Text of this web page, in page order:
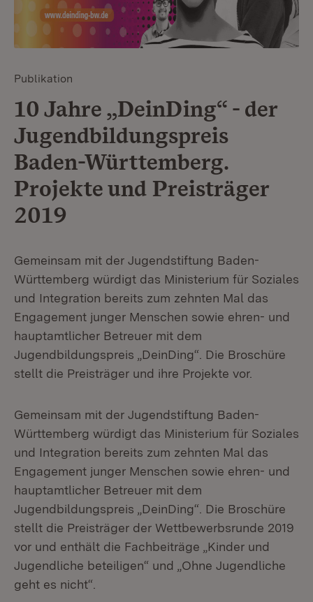
Publikation
10 Jahre „DeinDing“ - der
Jugendbildungspreis
Baden-Württemberg.
Projekte und Preisträger
2019
Gemeinsam mit der Jugendstiftung Baden-
Württemberg würdigt das Ministerium für Soziales
und Integration bereits zum zehnten Mal das
Engagement junger Menschen sowie ehren- und
hauptamtlicher Betreuer mit dem
Jugendbildungspreis „DeinDing“. Die Broschüre
stellt die Preisträger und ihre Projekte vor.
Gemeinsam mit der Jugendstiftung Baden-
Württemberg würdigt das Ministerium für Soziales
und Integration bereits zum zehnten Mal das
Engagement junger Menschen sowie ehren- und
hauptamtlicher Betreuer mit dem
Jugendbildungspreis „DeinDing“. Die Broschüre
stellt die Preisträger der Wettbewerbsrunde 2019
vor und enthält die Fachbeiträge „Kinder und
Jugendliche beteiligen“ und „Ohne Jugendliche
geht es nicht“.